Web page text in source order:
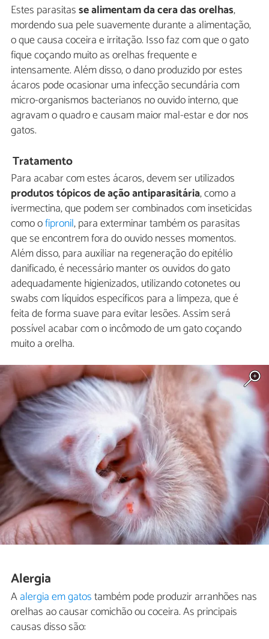
Estes parasitasse alimentam da cera das orelhas,
mordendo sua pele suavemente durante a alimentação,
o que causa coceira e irritação. Isso faz com que o gato
fique coçando muito as orelhas frequente e
intensamente. Além disso, o dano produzido por estes
ácaros pode ocasionar uma infecção secundária com
micro-organismos bacterianos no ouvido interno, que
agravam o quadro e causam maior mal-estar e dor nos
gatos.
Tratamento
Para acabar com estes ácaros, devem ser utilizados
produtos tópicos de ação antiparasitária, como a
ivermectina, que podem ser combinados com inseticidas
como ofipronil, para exterminar também os parasitas
que se encontrem fora do ouvido nesses momentos.
Além disso, para auxiliar na regeneração do epitélio
danificado, é necessário manter os ouvidos do gato
adequadamente higienizados, utilizando cotonetes ou
swabs com líquidos específicos para a limpeza, que é
feita de forma suave para evitar lesões. Assim será
possível acabar com o incômodo de um gato coçando
muito a orelha.
Alergia
Aalergia em gatostambém pode produzir arranhões nas
orelhas ao causar comichão ou coceira. As principais
causas disso são: